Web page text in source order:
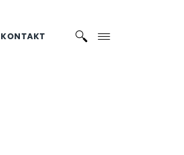
KONTAKT